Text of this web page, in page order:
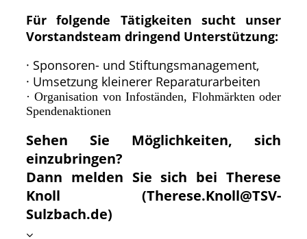
Für folgende Tätigkeiten sucht unser
Vorstandsteam dringend Unterstützung:
· Sponsoren- und Stiftungsmanagement,
· Umsetzung kleinerer Reparaturarbeiten
· Organisation von Infoständen, Flohmärkten oder
Spendenaktionen
Sehen Sie Möglichkeiten, sich
einzubringen?
Dann melden Sie sich bei Therese
Knoll (Therese.Knoll@TSV-
Sulzbach.de)